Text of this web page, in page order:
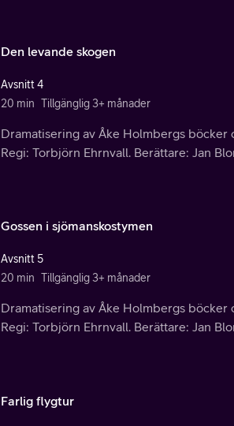
Den levande skogen
Avsnitt 4
20 min Tillgänglig 3+ månader
Dramatisering av Åke Holmbergs böcker
Regi: Torbjörn Ehrnvall. Berättare: Jan
Gossen i sjömanskostymen
Avsnitt 5
20 min Tillgänglig 3+ månader
Dramatisering av Åke Holmbergs böcker
Regi: Torbjörn Ehrnvall. Berättare: Jan
Farlig flygtur